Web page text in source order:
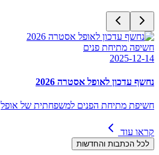
חשיפה מתיחת פנים
2025-12-14
נחשף עדכון לאופל אסטרה 2026
חשיפת מתיחת הפנים למשפחתית של אופל
קראו עוד
לכל הכתבות והחדשות